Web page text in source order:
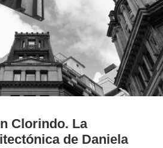
Clorindo. La
de Daniela